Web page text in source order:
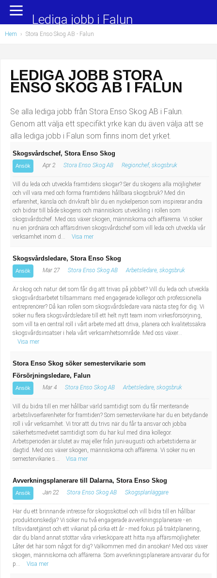
Yrkesområden
Administration, ekonomi, juridik
Chefer och verksamhetsledare
Data/IT
Försäljning, inköp, marknadsföring
Hantverksyrken
Hotell, restaurang, storhushåll
Hälso- och sjukvård
Industriell tillverkning
Kropps- och skönhetsvård
Kultur, media, design
Militärt arbete
Naturbruk
Naturvetenskapligt arbete
Pedagogiskt arbete
Sanering och renhållning
Socialt arbete
Tekniskt arbete
Transport
Populära jobb
Undersköterska, hemtjänst och äldreboende
Barnskötare
Lärare i förskola/Förskollärare
Lagerarbetare
Bussförare/Busschaufför
Elevassistent
Personlig assistent
Behandlingsassistent/Socialpedagog
Budbilsförare
Tidningsbud/Tidningsdistributör
Lärare i fritidshem/Fritidspedagog
Taxiförare/Taxichaufför
Läkarsekreterare/Vårdadmin/Medicinsk
sekreterare
Lastbilsförare m.fl.
Fastighetsskötare
Informatör/Kommunikatör
Brevbärare
Sjuksköterska, grundutbildad
Kock, storhushåll
Undersköterska, vård- o specialavd. o mottagning
Lediga jobb i Falun
Hem › Stora Enso Skog AB - Falun
LEDIGA JOBB STORA
ENSO SKOG AB I FALUN
Se alla lediga jobb från Stora Enso Skog AB i Falun.
Genom att välja ett specifikt yrke kan du även välja att se
alla lediga jobb i Falun som finns inom det yrket.
Skogsvårdschef, Stora Enso Skog
Ansök Apr 2 Stora Enso Skog AB Regionchef, skogsbruk
Vill du leda och utveckla framtidens skogar? Ser du skogens alla möjligheter
och vill vara med och forma framtidens hållbara skogsbruk? Med din
erfarenhet, känsla och drivkraft blir du en nyckelperson som inspirerar andra
och bidrar till både skogens och människors utveckling i rollen som
skogsvårdschef. Med oss växer skogen, människorna och affärerna. Vi söker
nu en jordnära och affärsdriven skogsvårdschef som vill leda och utveckla vår
verksamhet inom d...
Visa mer
Skogsvårdsledare, Stora Enso Skog
Ansök Mar 27 Stora Enso Skog AB Arbetsledare, skogsbruk
Är skog och natur det som får dig att trivas på jobbet? Vill du leda och utveckla
skogsvårdsarbetet tillsammans med engagerade kollegor och professionella
entreprenörer? Då kan rollen som skogsvårdsledare vara nästa steg för dig. Vi
söker nu flera skogsvårdsledare till ett helt nytt team inom virkesförsörjning,
som vill ta en central roll i vårt arbete med att driva, planera och kvalitetssäkra
skogsvårdsinsatser i hela vårt verksamhetsområde. Med oss växer...
Visa mer
Stora Enso Skog söker semestervikarie som
Försörjningsledare, Falun
Ansök Mar 4 Stora Enso Skog AB Arbetsledare, skogsbruk
Vill du bidra till en mer hållbar värld samtidigt som du får meriterande
arbetslivserfarenheter för framtiden? Som semestervikarie har du en betydande
roll i vår verksamhet. Vi tror att du trivs när du får ta ansvar och jobba
säkerhetsmedvetet samtidigt som du har kul med dina kollegor.
Arbetsperioden är slutet av maj eller från juni-augusti och arbetstiderna är
dagtid. Med oss växer skogen, människorna och affärerna. Vi söker nu en
semestervikarie s...
Visa mer
Avverkningsplanerare till Dalarna, Stora Enso Skog
Ansök Jan 22 Stora Enso Skog AB Skogsplanläggare
Har du ett brinnande intresse för skogsskötsel och vill bidra till en hållbar
produktionskedja? Vi söker nu två engagerade avverkningsplanerare - en
tillsvidaretjänst och ett vikariat på cirka ett år - med fokus på traktplanering,
där du bland annat stöttar våra virkesköpare att hitta nya affärsmöjligheter.
Låter det här som något för dig? Välkommen med din ansökan! Med oss växer
skogen, människorna och affärerna. Som avverkningsplanerare ansvarar du för
p...
Visa mer